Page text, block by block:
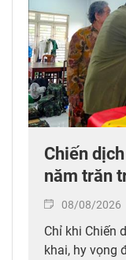
Chiến
năm trăn
08/08/2026
Chỉ khi Chiến
khai, hy vọng